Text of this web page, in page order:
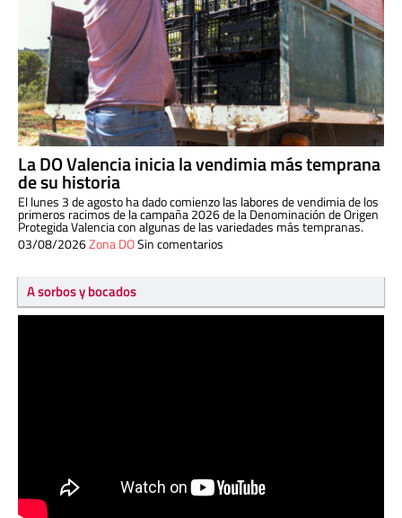
La DO Valencia inicia la vendimia más temprana
de su historia
El lunes 3 de agosto ha dado comienzo las labores de vendimia de los
primeros racimos de la campaña 2026 de la Denominación de Origen
Protegida Valencia con algunas de las variedades más tempranas.
03/08/2026Zona DOSin comentarios
A sorbos y bocados